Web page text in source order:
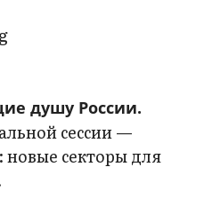
душу России.
сессии —
секторы для